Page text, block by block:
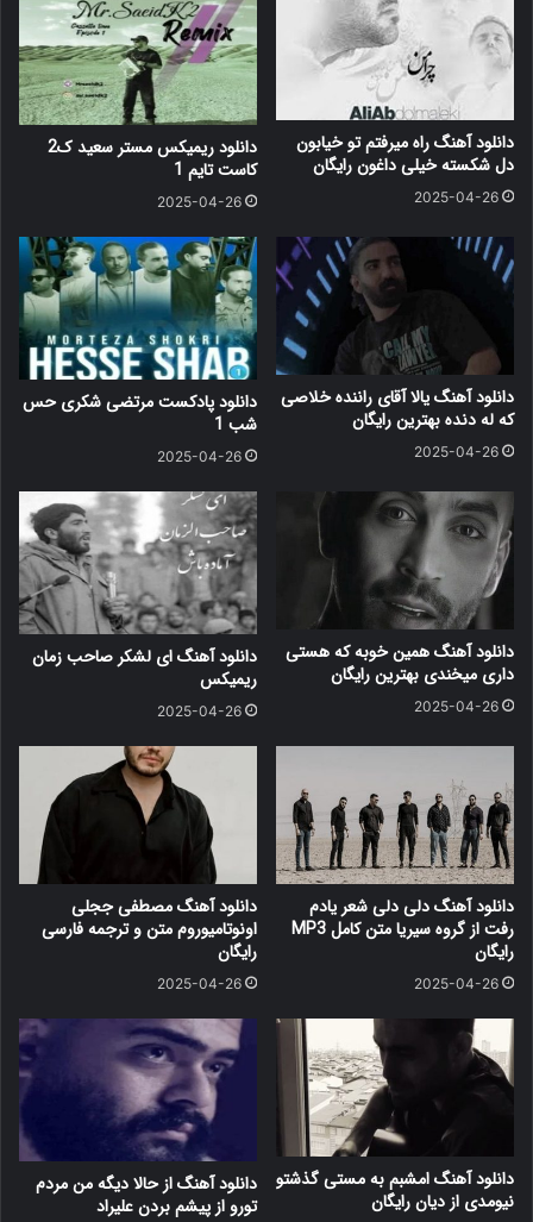
دانلود آهنگ راه میرفتم تو خیابون
دل شکسته خیلی داغون رایگان
2025-04-26
دانلود ریمیکس مستر سعید ک2
کاست تایم 1
2025-04-26
دانلود آهنگ یالا آقای راننده خلاصی
که له دنده بهترین رایگان
2025-04-26
دانلود پادکست مرتضی شکری حس
شب 1
2025-04-26
دانلود آهنگ همین خوبه که هستی
داری میخندی بهترین رایگان
2025-04-26
دانلود آهنگ ای لشکر صاحب زمان
ریمیکس
2025-04-26
دانلود آهنگ دلی دلی شعر یادم
رفت از گروه سیریا متن کامل MP3
رایگان
2025-04-26
دانلود آهنگ مصطفی ججلی
اونوتامیوروم متن و ترجمه فارسی
رایگان
2025-04-26
دانلود آهنگ امشبم به مستی گذشتو
نیومدی از دیان رایگان
دانلود آهنگ از حالا دیگه من مردم
تورو از پیشم بردن علیراد